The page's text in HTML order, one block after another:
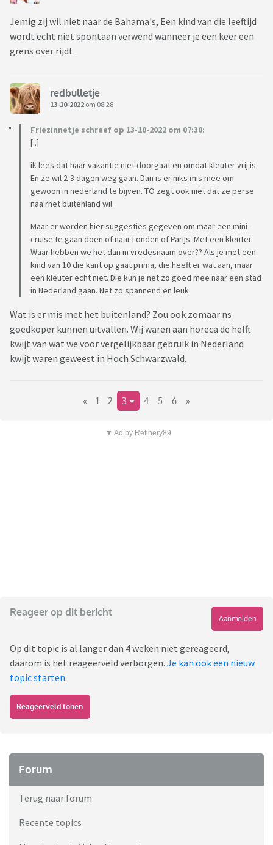
Jemig zij wil niet naar de Bahama's, Een kind van die leeftijd
wordt echt niet spontaan verwend wanneer je een keer een
grens over rijdt.
redbulletje
13-10-2022 om 08:28
Friezinnetje schreef op 13-10-2022 om 07:30:
[..]
ik lees dat haar vakantie niet doorgaat en omdat kleuter vrij is.
En ze wil 2-3 dagen weg gaan. Dan is er niks mis mee om
gewoon in nederland te bijven. TO zegt ook niet dat ze perse
naa rhet buitenland wil.
Maar er worden hier suggesties gegeven om maar een mini-
cruise te gaan doen of naar Londen of Parijs. Met een kleuter.
Waar hebben we het dan in vredesnaam over?? Als je met een
kind van 10 die kant op gaat prima, die heeft er wat aan, maar
een kleuter echt niet. Die kun je net zo goed mee naar een stad
in Nederland gaan. Net zo spannend en leuk
Wat is er mis met het buitenland? Zou ook zomaar ns
goedkoper kunnen uitvallen. Wij waren aan horeca de helft
kwijt van wat we voor vergelijkbaar gebruik in Nederland
kwijt waren geweest in Hoch Schwarzwald.
« 1 2 3 4 5 6 »
▼ Ad by Refinery89
Reageer op dit bericht
Aanmelden
Op dit topic is al langer dan 4 weken niet gereageerd,
daarom is het reageerveld verborgen. Je kan ook een nieuw
topic starten.
Reageerveld tonen
Forum
Terug naar forum
Recente topics